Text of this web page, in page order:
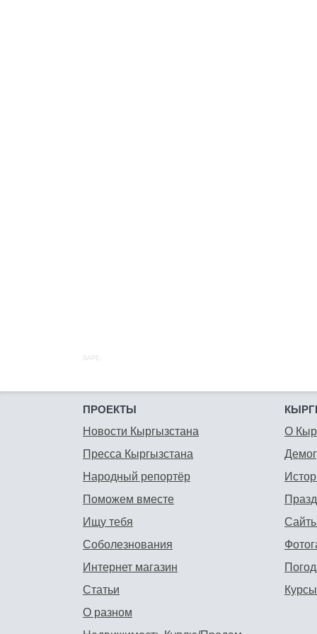
SAPE:
ПРОЕКТЫ
Новости Кыргызстана
Пресса Кыргызстана
Народный репортёр
Поможем вместе
Ищу тебя
Соболезнования
Интернет магазин
Статьи
О разном
О